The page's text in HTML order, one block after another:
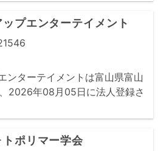
プエンターテイメント
ンターテイメントは富山県富山
2026年08月05日に法人登録さ
ポリマー学会